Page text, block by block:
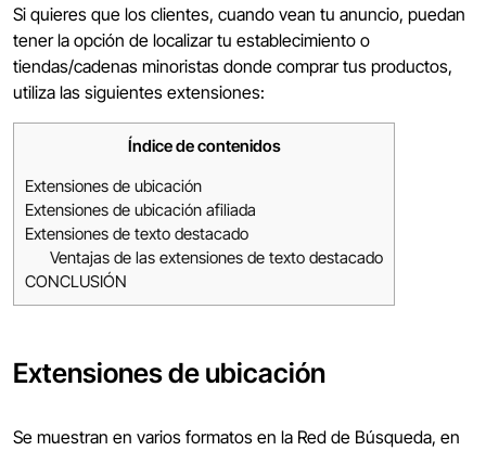
Si quieres que los clientes, cuando vean tu anuncio, puedan
tener la opción de localizar tu establecimiento o
tiendas/cadenas minoristas donde comprar tus productos,
utiliza las siguientes extensiones:
Índice de contenidos
Extensiones de ubicación
Extensiones de ubicación afiliada
Extensiones de texto destacado
Ventajas de las extensiones de texto destacado
CONCLUSIÓN
Extensiones de ubicación
Se muestran en varios formatos en la Red de Búsqueda, en